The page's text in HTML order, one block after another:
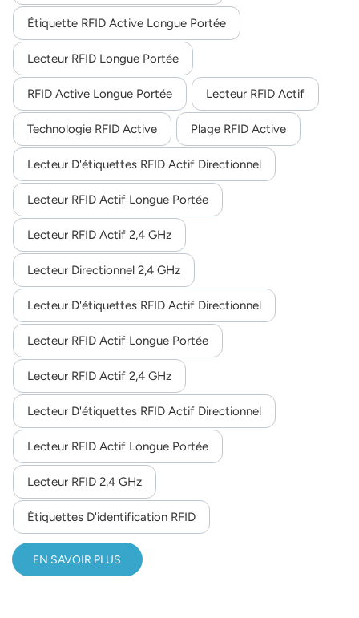
Indonesia
norsk
magyar
Étiquette RFID Active Longue Portée
Lecteur RFID Longue Portée
RFID Active Longue Portée Lecteur RFID Actif
Technologie RFID Active Plage RFID Active
Lecteur D'étiquettes RFID Actif Directionnel
Lecteur RFID Actif Longue Portée
Lecteur RFID Actif 2,4 GHz
Lecteur Directionnel 2,4 GHz
Lecteur D'étiquettes RFID Actif Directionnel
Lecteur RFID Actif Longue Portée
Lecteur RFID Actif 2,4 GHz
Lecteur D'étiquettes RFID Actif Directionnel
Lecteur RFID Actif Longue Portée
Lecteur RFID 2,4 GHz
Étiquettes D'identification RFID
EN SAVOIR PLUS